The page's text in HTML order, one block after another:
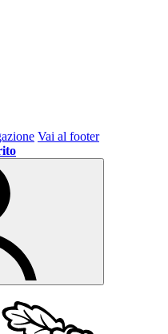
Vai al footer